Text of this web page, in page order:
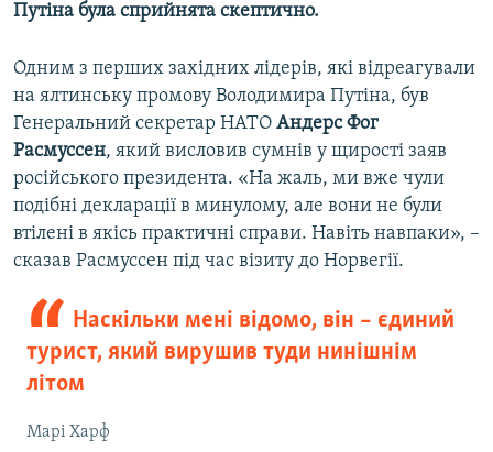
Путіна була сприйнята скептично.
Одним з перших західних лідерів, які відреагували
на ялтинську промову Володимира Путіна, був
Генеральний секретар НАТО Андерс Фог
Расмуссен, який висловив сумнів у щирості заяв
російського президента. «На жаль, ми вже чули
подібні декларації в минулому, але вони не були
втілені в якісь практичні справи. Навіть навпаки», –
сказав Расмуссен під час візиту до Норвегії.
Наскільки мені відомо, він – єдиний
турист, який вирушив туди нинішнім
літом
Марі Харф